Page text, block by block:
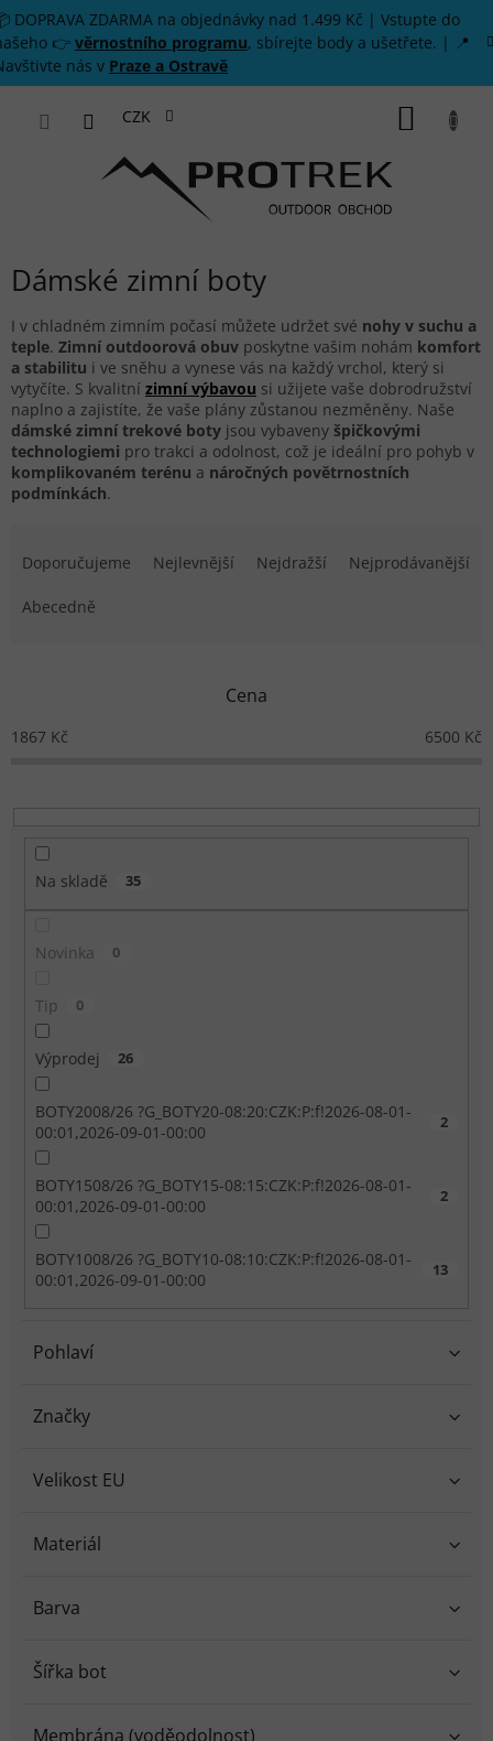
Přejít na obsah
DOPRAVA ZDARMA na objednávky nad 1.499 Kč | Vstupte do
👉 věrnostního programu, sbírejte body a ušetřete. | 📍
nás v Praze a Ostravě
CZK
Dámské zimní boty
I v chladném zimním počasí můžete udržet své nohy v suchu a
teple. Zimní outdoorová obuv poskytne vašim nohám komfort
a stabilitu i ve sněhu a vynese vás na každý vrchol, který si
vytyčíte. S kvalitní zimní výbavou si užijete vaše dobrodružství
naplno a zajistíte, že vaše plány zůstanou nezměněny. Naše
dámské zimní trekové boty jsou vybaveny špičkovými
technologiemi pro trakci a odolnost, což je ideální pro pohyb v
komplikovaném terénu a náročných povětrnostních
podmínkách.
Doporučujeme Nejlevnější Nejdražší Nejprodávanější
Abecedně
Cena
1867 Kč 6500 Kč
Na skladě 35
Novinka 0
Tip 0
Výprodej 26
BOTY2008/26 ?G_BOTY20-08:20:CZK:P:f!2026-08-01-
00:01,2026-09-01-00:00
2
BOTY1508/26 ?G_BOTY15-08:15:CZK:P:f!2026-08-01-
00:01,2026-09-01-00:00
2
BOTY1008/26 ?G_BOTY10-08:10:CZK:P:f!2026-08-01-
00:01,2026-09-01-00:00
13
Značky
Velikost EU
Pohlaví
Materiál
Barva
Šířka bot
Membrána (voděodolnost)